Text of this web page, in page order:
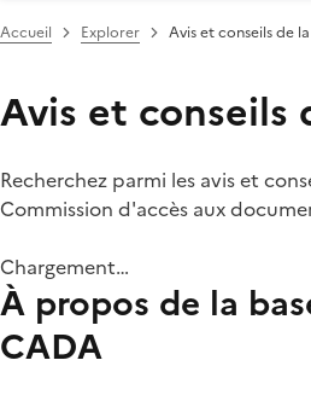
Accueil Explorer Avis et conseils de
Avis et conseils
Recherchez parmi les avis et
Commission d'accès aux
Chargement…
À propos de la
CADA